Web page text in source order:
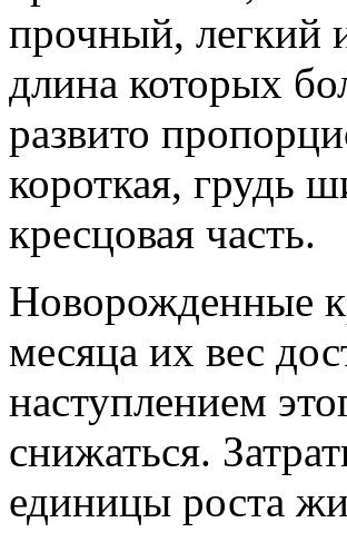
прочный, легкий
длина которых
развито
короткая, грудь
кресцовая часть.
Новорожденные
месяца их вес
наступлением
снижаться.
единицы роста